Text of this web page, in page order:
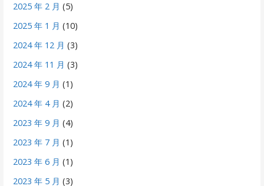
2025 年 2 月 (5)
2025 年 1 月 (10)
2024 年 12 月 (3)
2024 年 11 月 (3)
2024 年 9 月 (1)
2024 年 4 月 (2)
2023 年 9 月 (4)
2023 年 7 月 (1)
2023 年 6 月 (1)
2023 年 5 月 (3)